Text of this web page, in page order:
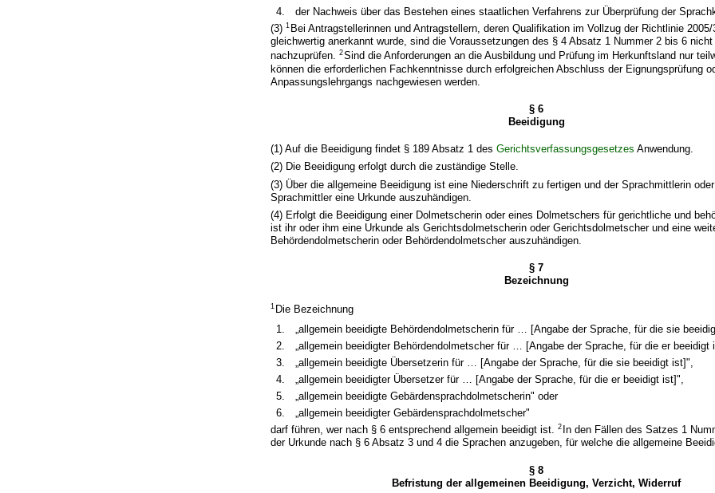
4.
der Nachweis über das Bestehen eines staatlichen Verfahrens zur Überprüfung der
(3)1 Bei Antragstellerinnen und Antragstellern, deren Qualifikation im Vollzug der Richtlinie
gleichwertig anerkannt wurde, sind die Voraussetzungen des § 4 Absatz 1 Nummer 2 bis 6
nachzuprüfen.2Sind die Anforderungen an die Ausbildung und Prüfung im Herkunftsland nur
können die erforderlichen Fachkenntnisse durch erfolgreichen Abschluss der Eignungsprüfung
Anpassungslehrgangs nachgewiesen werden.
§ 6
Beeidigung
(1) Auf die Beeidigung findet § 189 Absatz 1 desGerichtsverfassungsgesetzes Anwendung.
(2) Die Beeidigung erfolgt durch die zuständige Stelle.
(3) Über die allgemeine Beeidigung ist eine Niederschrift zu fertigen und der Sprachmittlerin
Sprachmittler eine Urkunde auszuhändigen.
(4) Erfolgt die Beeidigung einer Dolmetscherin oder eines Dolmetschers für gerichtliche und
ist ihr oder ihm eine Urkunde als Gerichtsdolmetscherin oder Gerichtsdolmetscher und eine
Behördendolmetscherin oder Behördendolmetscher auszuhändigen.
§ 7
Bezeichnung
1 Die Bezeichnung
1.
„allgemein beeidigte Behördendolmetscherin für … [Angabe der Sprache, für die sie
2.
„allgemein beeidigter Behördendolmetscher für … [Angabe der Sprache, für die er beeidigt
3.
„allgemein beeidigte Übersetzerin für … [Angabe der Sprache, für die sie beeidigt ist]",
4.
„allgemein beeidigter Übersetzer für … [Angabe der Sprache, für die er beeidigt ist]",
5.
„allgemein beeidigte Gebärdensprachdolmetscherin" oder
6.
„allgemein beeidigter Gebärdensprachdolmetscher"
darf führen, wer nach § 6 entsprechend allgemein beeidigt ist.2 In den Fällen des Satzes 1
der Urkunde nach § 6 Absatz 3 und 4 die Sprachen anzugeben, für welche die allgemeine
§ 8
Befristung der allgemeinen Beeidigung, Verzicht, Widerruf